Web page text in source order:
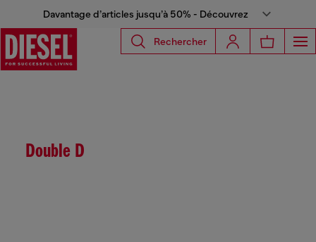
Davantage d’articles jusqu’à 50% - Découvrez
Rechercher
Double D